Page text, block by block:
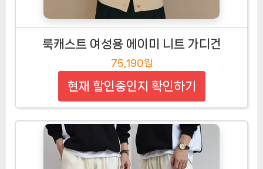
룩캐스트 여성용 에이미 니트 가디건
75,190원
현재 할인중인지 확인하기